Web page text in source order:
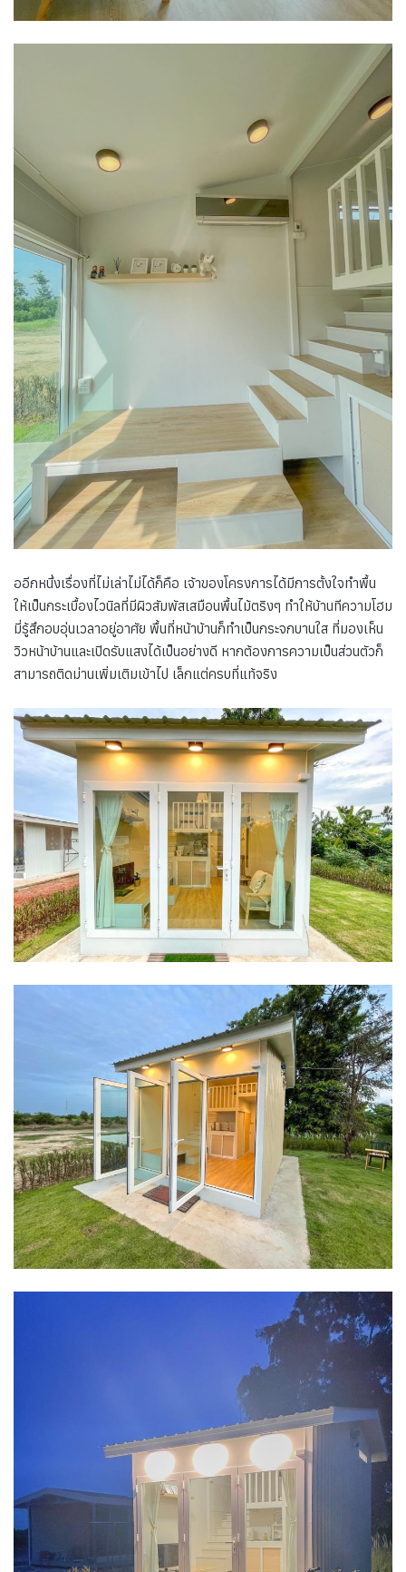
ออีกหนึ่งเรื่องที่ไม่เล่าไม่ได้ก็คือ เจ้าของโครงการได้มีการตั้งใจทำพื้น
ให้เป็นกระเบื้องไวนิลที่มีผิวสัมพัสเสมือนพื้นไม้ตริงๆ ทำให้บ้านทีความโฮม
มี่รู้สึกอบอุ่นเวลาอยู่อาศัย พื้นที่หน้าบ้านก็ทำเป็นกระจกบานใส ที่มองเห็น
วิวหน้าบ้านและเปิดรับแสงได้เป็นอย่างดี หากต้องการความเป็นส่วนตัวก็
สามารถติดม่านเพิ่มเติมเข้าไป เล็กแต่ครบที่แท้จริง